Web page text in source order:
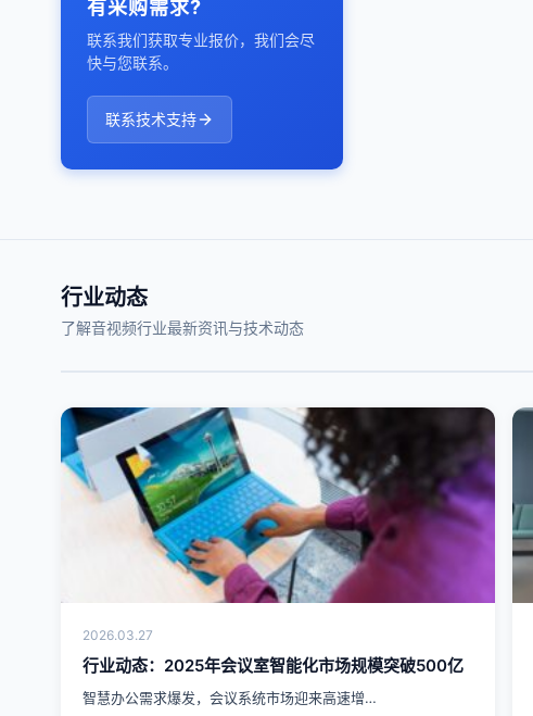
有采购需求?
联系我们获取专业报价，我们会尽
快与您联系。
联系技术支持
行业动态
了解音视频行业最新资讯与技术动态
2026.03.27
行业动态：2025年会议室智能化市场规模突破500亿
智慧办公需求爆发，会议系统市场迎来高速增…